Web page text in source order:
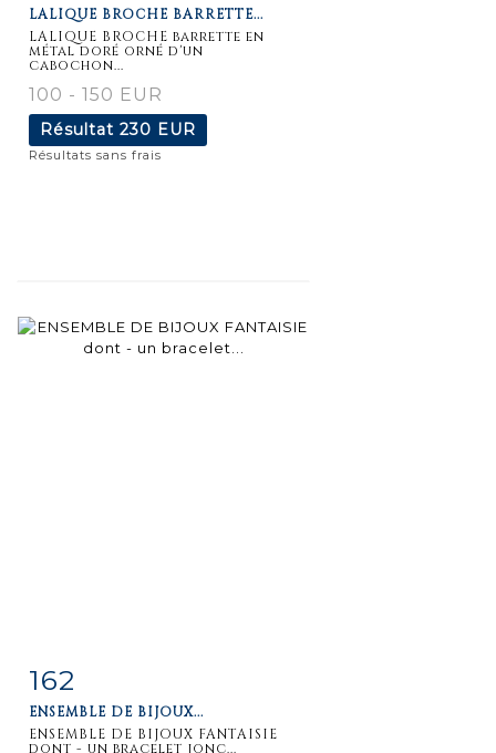
détaillée
LALIQUE BROCHE BARRETTE...
LALIQUE BROCHE barrette en
métal doré orné d'un
cabochon...
100 - 150 EUR
Résultat 230 EUR
Résultats sans frais
détaillée
162
ENSEMBLE DE BIJOUX...
ENSEMBLE DE BIJOUX FANTAISIE
dont - un bracelet jonc...